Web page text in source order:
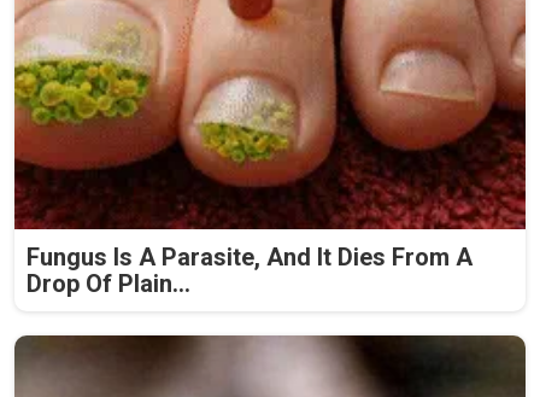
Fungus Is A Parasite, And It Dies From A
Drop Of Plain...